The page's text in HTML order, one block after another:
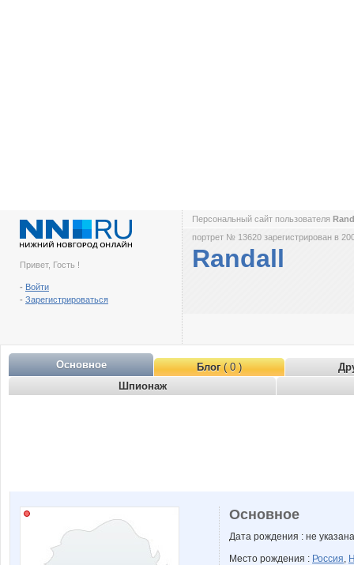
Привет, Гость !
- Войти
- Зарегистрироваться
Персональный сайт пользователя
портрет № 13620 зарегистрирован в
Randall
Основное Блог( 0 )
Шпионаж
Основное
Дата рождения : не указана
Место рождения : Россия,